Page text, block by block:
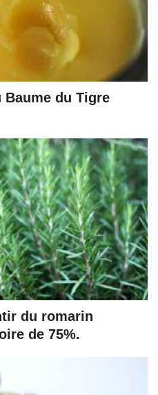
Baume du Tigre
du romarin
de 75%.